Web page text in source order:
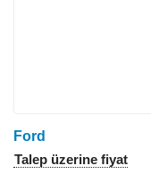
Ford
Talep üzerine fiyat